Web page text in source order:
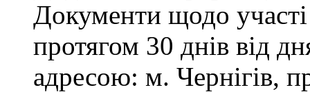
Документи щодо
протягом 30 днів від
адресою: м. Чернігів,